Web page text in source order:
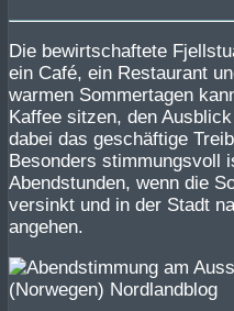
Die bewirtschaftete
ein Café, ein Restaurant
warmen Sommertagen
Kaffee sitzen, den
dabei das geschäftige
Besonders stimmungsvoll
Abendstunden, wenn die
versinkt und in der Stadt
angehen.